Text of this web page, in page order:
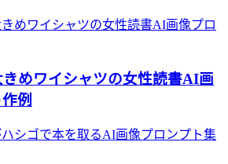
めワイシャツの女性読書AI画
例